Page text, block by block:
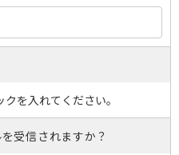
を入れてください。
受信されますか？